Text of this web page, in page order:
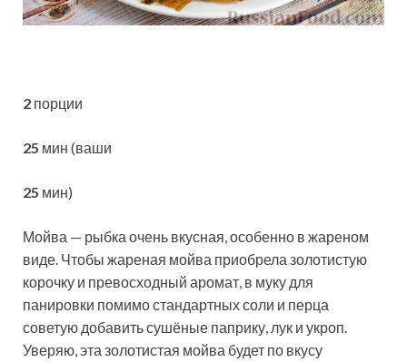
2 порции
25 мин (ваши
25 мин)
Мойва — рыбка очень вкусная, особенно в жареном
виде. Чтобы жареная мойва приобрела золотистую
корочку и превосходный аромат, в муку для
панировки помимо стандартных соли и перца
советую добавить сушёные паприку, лук и укроп.
Уверяю, эта золотистая мойва будет по вкусу